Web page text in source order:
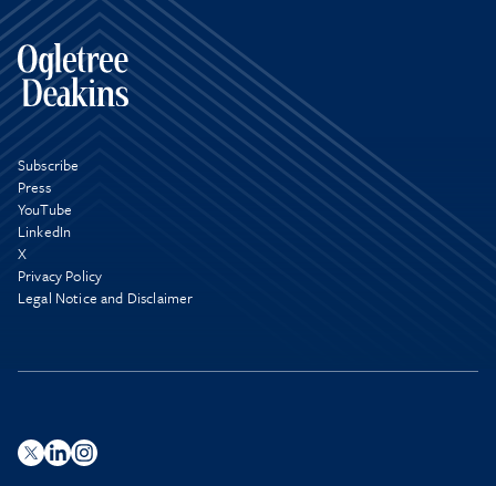
Subscribe
Press
YouTube
LinkedIn
X
Privacy Policy
Legal Notice and Disclaimer